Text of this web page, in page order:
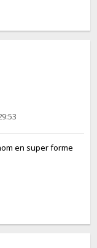
en super forme